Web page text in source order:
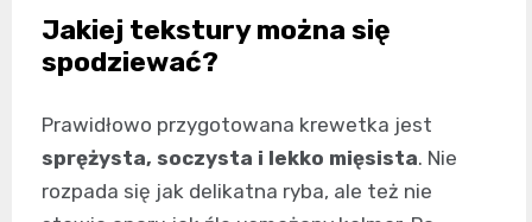
Jakiej tekstury można się
spodziewać?
Prawidłowo przygotowana krewetka jest
sprężysta, soczysta i lekko mięsista. Nie
rozpada się jak delikatna ryba, ale też nie